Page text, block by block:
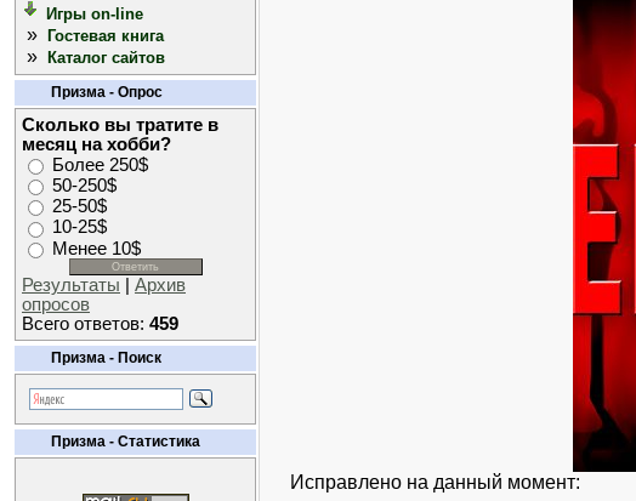
Игры on-line
» Гостевая книга
» Каталог сайтов
Призма - Опрос
Сколько вы тратите в
месяц на хобби?
Более 250$
50-250$
25-50$
10-25$
Менее 10$
Результаты
Архив
опросов
Всего ответов: 459
Призма - Поиск
Призма - Статистика
Исправлено на данный момент: